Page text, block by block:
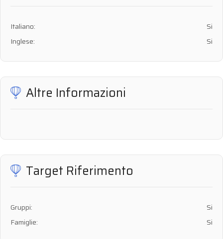
Italiano:
Si
Inglese:
Si
Altre Informazioni
Target Riferimento
Gruppi:
Si
Famiglie:
Si